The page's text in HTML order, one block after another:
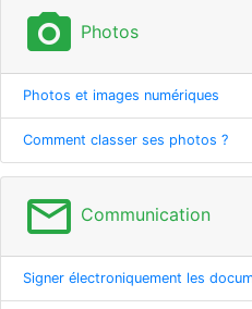
photo_camera Photos
Photos et images numériques
Comment classer ses photos ?
mail_outline Communication
Signer électroniquement les